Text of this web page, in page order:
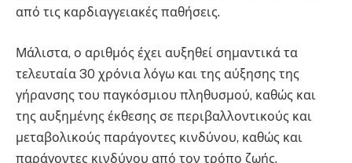
από τις καρδιαγγειακές παθήσεις.
Μάλιστα, ο αριθμός έχει αυξηθεί σημαντικά τα
τελευταία 30 χρόνια λόγω και της αύξησης της
γήρανσης του παγκόσμιου πληθυσμού, καθώς και
της αυξημένης έκθεσης σε περιβαλλοντικούς και
μεταβολικούς παράγοντες κινδύνου, καθώς και
παράγοντες κινδύνου από τον τρόπο ζωής.